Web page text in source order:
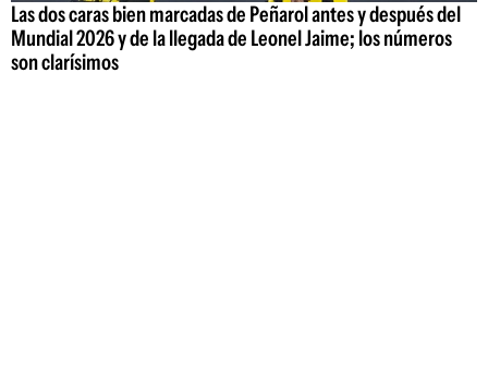
Las dos caras bien marcadas de Peñarol antes y después del
Mundial 2026 y de la llegada de Leonel Jaime; los números
son clarísimos